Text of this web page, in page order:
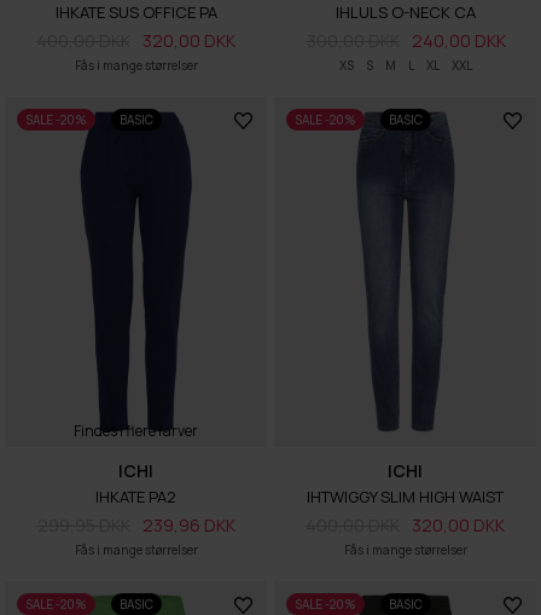
Fås i mange størrelser
IHKATE SUS OFFICE PA
320,00 DKK
XS S M L XL XXL
IHLULS O-NECK CA
240,00 DKK
SALE -20% BASIC
Findes i flere farver
Fås i mange størrelser
ICHI
IHKATE PA2
239,96 DKK
SALE -20% BASIC
Fås i mange størrelser
ICHI
IHTWIGGY SLIM HIGH WAIST
320,00 DKK
SALE -20% BASIC SALE -20% BASIC